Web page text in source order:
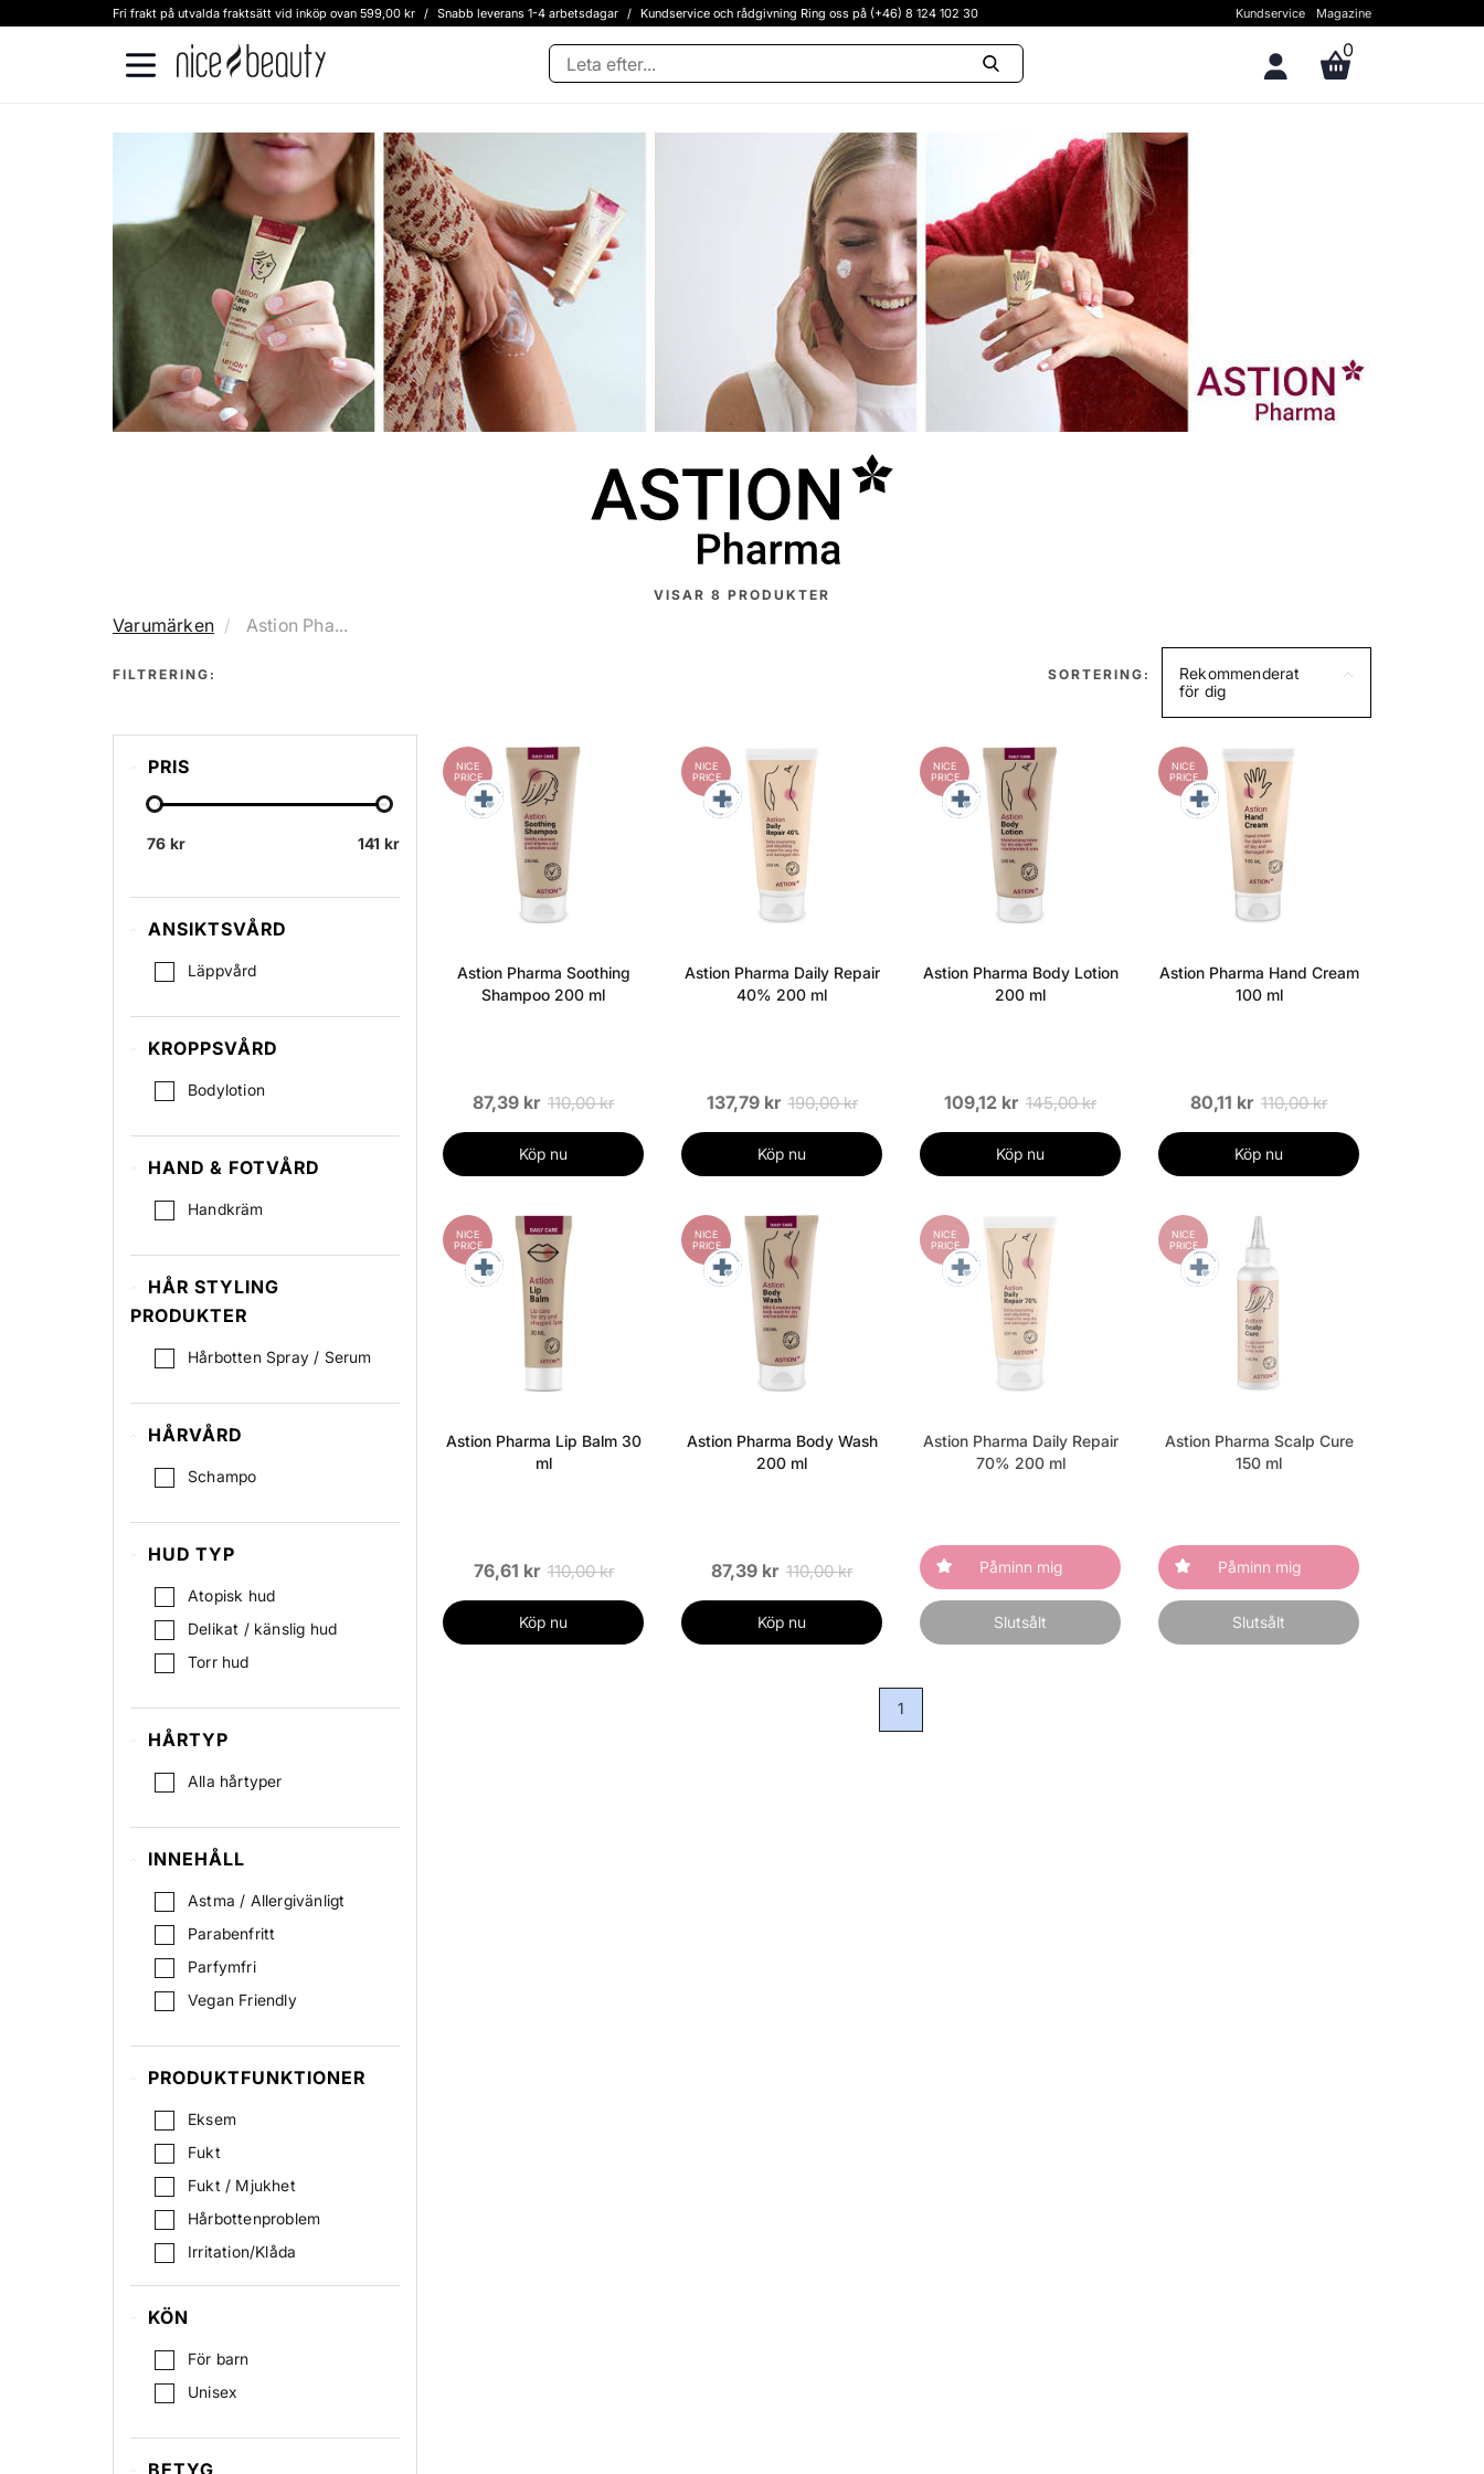
Fri frakt på utvalda fraktsätt vid inköp ovan 599,00 kr / Snabb leverans 1-4 arbetsdagar / Kundservice och rådgivning Ring oss på (+46) 8 124 102 30 Kundservice Magazine
0
VISAR 8 PRODUKTER
Varumärken Astion Pha...
FILTRERING:
Rekommenderat
för dig
SORTERING:
PRIS
76 kr 141 kr
ANSIKTSVÅRD
Läppvård
KROPPSVÅRD
Bodylotion
HAND & FOTVÅRD
Handkräm
HÅR STYLING
PRODUKTER
Hårbotten Spray / Serum
HÅRVÅRD
Schampo
HUD TYP
Atopisk hud
Delikat / känslig hud
Torr hud
HÅRTYP
Alla hårtyper
INNEHÅLL
Astma / Allergivänligt
Parabenfritt
Parfymfri
Vegan Friendly
PRODUKTFUNKTIONER
Eksem
Fukt
Fukt / Mjukhet
Hårbottenproblem
Irritation/Klåda
Lugnande
Psoriasis
Reparation / Regenerating
KÖN
För barn
Unisex
NICE
PRICE
Astion Pharma Soothing
Shampoo 200 ml
87,39 kr 110,00 kr
Köp nu
NICE
PRICE
Astion Pharma Daily Repair
40% 200 ml
137,79 kr 190,00 kr
Köp nu
NICE
PRICE
Astion Pharma Body Lotion
200 ml
109,12 kr 145,00 kr
Köp nu
NICE
PRICE
Astion Pharma Hand Cream
100 ml
80,11 kr 110,00 kr
Köp nu
NICE
PRICE
Astion Pharma Lip Balm 30
ml
76,61 kr 110,00 kr
Köp nu
NICE
PRICE
Astion Pharma Body Wash
200 ml
87,39 kr 110,00 kr
Köp nu
NICE
PRICE
Astion Pharma Daily Repair
70% 200 ml
Påminn mig
Slutsålt
NICE
PRICE
Astion Pharma Scalp Cure
150 ml
Påminn mig
Slutsålt
1